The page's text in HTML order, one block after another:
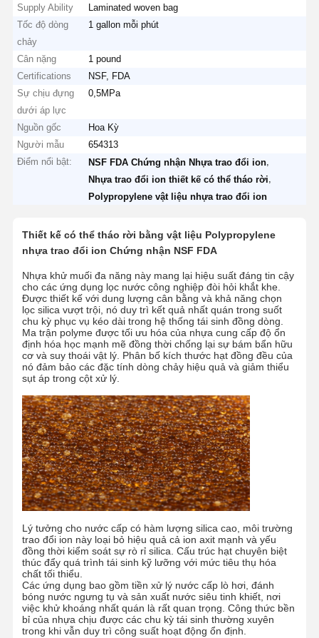
Supply Ability
Laminated woven bag
Tốc độ dòng
chảy
1 gallon mỗi phút
Cân nặng
1 pound
Certifications
NSF, FDA
Sự chịu đựng
dưới áp lực
0,5MPa
Nguồn gốc
Hoa Kỳ
Người mẫu
654313
Điểm nổi bật:
NSF FDA Chứng nhận Nhựa trao đổi ion
Nhựa trao đổi ion thiết kế có thể tháo rời
Polypropylene vật liệu nhựa trao đổi ion
Thiết kế có thể tháo rời bằng vật liệu Polypropylene
nhựa trao đổi ion Chứng nhận NSF FDA
Nhựa khử muối đa năng này mang lại hiệu suất đáng tin cậy
cho các ứng dụng lọc nước công nghiệp đòi hỏi khắt khe.
Được thiết kế với dung lượng cân bằng và khả năng chọn
lọc silica vượt trội, nó duy trì kết quả nhất quán trong suốt
chu kỳ phục vụ kéo dài trong hệ thống tái sinh đồng dòng.
Ma trận polyme được tối ưu hóa của nhựa cung cấp độ ổn
định hóa học mạnh mẽ đồng thời chống lại sự bám bẩn hữu
cơ và suy thoái vật lý. Phân bố kích thước hạt đồng đều của
nó đảm bảo các đặc tính dòng chảy hiệu quả và giảm thiểu
sụt áp trong cột xử lý.
Lý tưởng cho nước cấp có hàm lượng silica cao, môi trường
trao đổi ion này loại bỏ hiệu quả cả ion axit mạnh và yếu
đồng thời kiểm soát sự rò rỉ silica. Cấu trúc hạt chuyên biệt
thúc đẩy quá trình tái sinh kỹ lưỡng với mức tiêu thụ hóa
chất tối thiểu.
Các ứng dụng bao gồm tiền xử lý nước cấp lò hơi, đánh
bóng nước ngưng tụ và sản xuất nước siêu tinh khiết, nơi
việc khử khoáng nhất quán là rất quan trọng. Công thức bền
bỉ của nhựa chịu được các chu kỳ tái sinh thường xuyên
trong khi vẫn duy trì công suất hoạt động ổn định.